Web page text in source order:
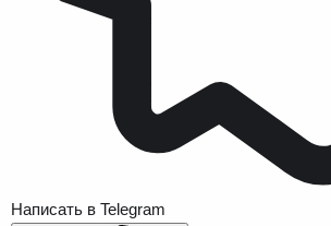
Написать в Telegram